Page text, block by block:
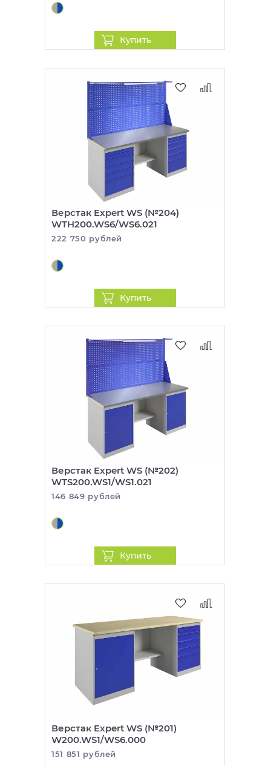
данным, указанным при оформлении заказа. С
стоимость доставки, необходимость сборки, а
товаре.
Купить
Верстак Expert WS (№204)
WTH200.WS6/WS6.021
222 750 рублей
Купить
Верстак Expert WS (№202)
WTS200.WS1/WS1.021
146 849 рублей
Купить
Верстак Expert WS (№201)
W200.WS1/WS6.000
151 851 рублей